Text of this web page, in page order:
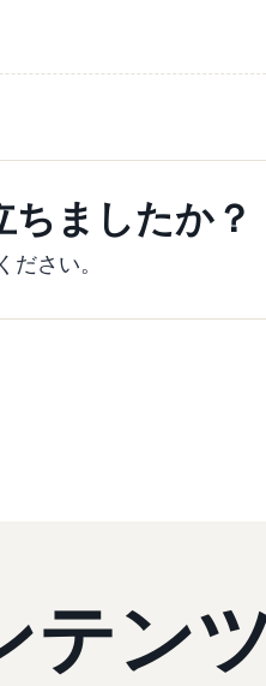
ましたか？
さい。
テン